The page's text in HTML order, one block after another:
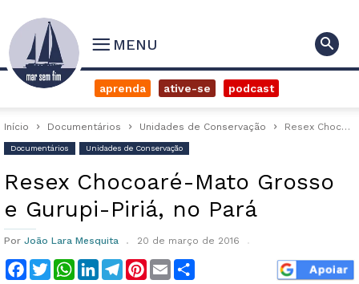
MENU
aprenda ative-se podcast
Início Documentários Unidades de Conservação Resex Chocoaré-Mato Grosso e Gurupi-Piriá, no Pará
Documentários Unidades de Conservação
Resex Chocoaré-Mato Grosso
e Gurupi-Piriá, no Pará
Por João Lara Mesquita 20 de março de 2016
Facebook
TwitterWhatsApp
LinkedInTelegram
Pinterest
Email